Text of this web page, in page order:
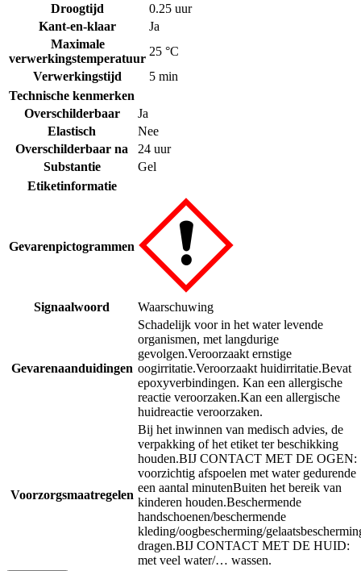
Droogtijd
0.25 uur
Kant-en-klaar
Ja
Maximale
verwerkingstemperatuur
25 °C
Verwerkingstijd
5 min
Technische kenmerken
Overschilderbaar
Ja
Elastisch
Nee
Overschilderbaar na
24 uur
Substantie
Gel
Etiketinformatie
Gevarenpictogrammen
Signaalwoord Waarschuwing
Gevarenaanduidingen
Schadelijk voor in het water levende
organismen, met langdurige
gevolgen.Veroorzaakt ernstige
oogirritatie.Veroorzaakt huidirritatie.Bevat
epoxyverbindingen. Kan een allergische
reactie veroorzaken.Kan een allergische
huidreactie veroorzaken.
Voorzorgsmaatregelen
Bij het inwinnen van medisch advies, de
verpakking of het etiket ter beschikking
houden.BIJ CONTACT MET DE OGEN:
voorzichtig afspoelen met water gedurende
een aantal minutenBuiten het bereik van
kinderen houden.Beschermende
handschoenen/beschermende
kleding/oogbescherming/
dragen.BIJ CONTACT MET DE HUID:
met veel water/… wassen.